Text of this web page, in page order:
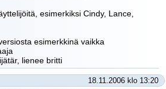
esimerkiksi Cindy, Lance,
esimerkkinä vaikka
lienee britti
18.11.2006 klo 13:20